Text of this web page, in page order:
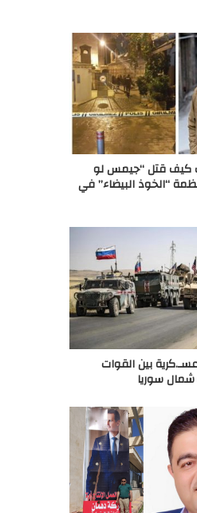
كيف قتل “جيمس لو
“الخوذ البيضاء” في
بين القوات
شمال سوريا